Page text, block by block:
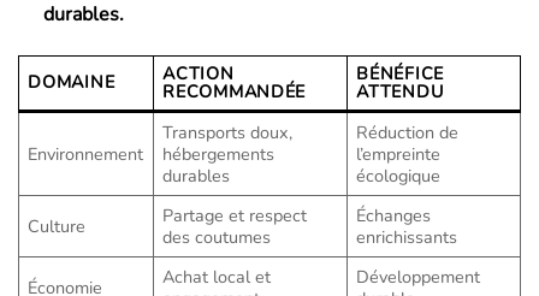
durables.
DOMAINE ACTION
RECOMMANDÉE
BÉNÉFICE
ATTENDU
Environnement
Transports doux,
hébergements
durables
Réduction de
l’empreinte
écologique
Culture
Partage et respect
des coutumes
Échanges
enrichissants
Économie
Achat local et
Développement